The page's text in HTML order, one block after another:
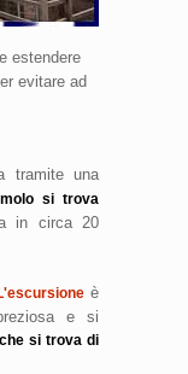
estendere
evitare ad
tramite una
si trova
in circa 20
è
e si
si trova di